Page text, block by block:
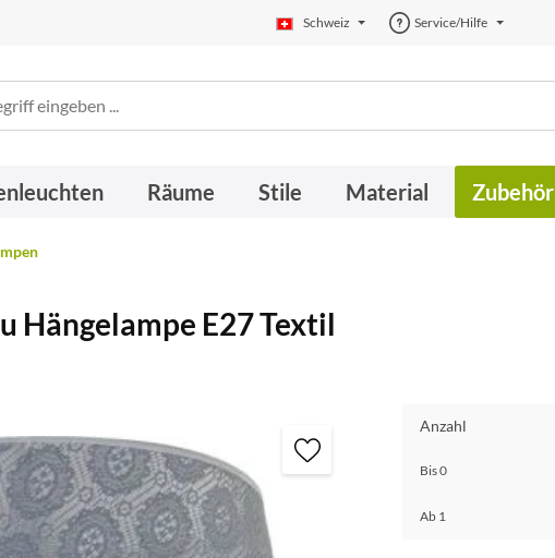
Schweiz Service/Hilfe
Räume Stile Material Zubehör
Hängelampe E27 Textil
Anzahl
Bis0
Ab 1